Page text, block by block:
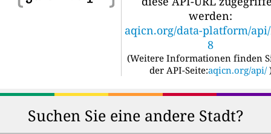
werden:
aqicn.org/data-platform/
8
(Weitere Informationen finden
der API-Seite:aqicn.org/api/
Suchen Sie eine andere Stadt?